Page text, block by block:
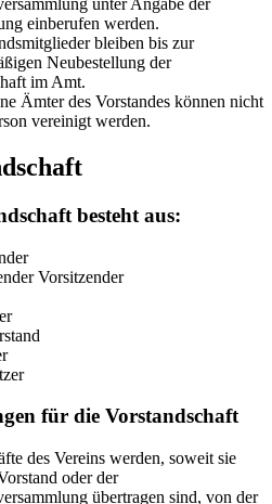
unter Angabe der
einberufen werden.
bleiben bis zur
Neubestellung der
im Amt.
Ämter des Vorstandes können nicht
vereinigt werden.
besteht aus:
Vorsitzender
für die Vorstandschaft
des Vereins werden, soweit sie
oder der
übertragen sind, von der